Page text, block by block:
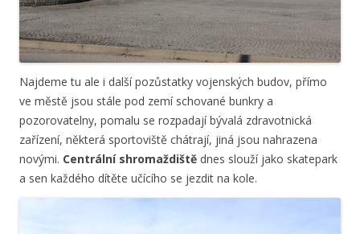
Najdeme tu ale i další pozůstatky vojenských budov, přímo
ve městě jsou stále pod zemí schované bunkry a
pozorovatelny, pomalu se rozpadají bývalá zdravotnická
zařízení, některá sportoviště chátrají, jiná jsou nahrazena
novými. Centrální shromaždiště dnes slouží jako skatepark
a sen každého dítěte učícího se jezdit na kole.